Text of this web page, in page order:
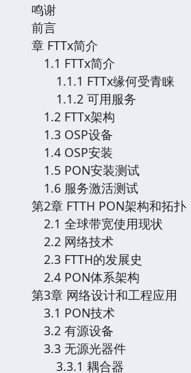
鸣谢
前言
章 FTTx简介
1.1 FTTx简介
1.1.1 FTTx缘何受青睐
1.1.2 可用服务
1.2 FTTx架构
1.3 OSP设备
1.4 OSP安装
1.5 PON安装测试
1.6 服务激活测试
第2章 FTTH PON架构和拓扑
2.1 全球带宽使用现状
2.2 网络技术
2.3 FTTH的发展史
2.4 PON体系架构
第3章 网络设计和工程应用
3.1 PON技术
3.2 有源设备
3.3 无源光器件
3.3.1 耦合器